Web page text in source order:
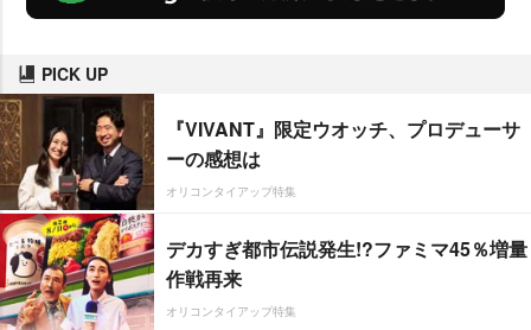
PICK UP
『VIVANT』限定ウオッチ、プロデューサ
ーの感想は
オリコンタイアップ特集
デカすぎ都市伝説発生!?ファミマ45％増量
作戦再来
オリコンタイアップ特集